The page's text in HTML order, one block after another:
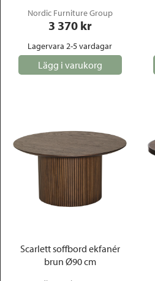
Nordic Furniture Group
3 370 kr
Lagervara 2-5 vardagar
Lägg i varukorg
Scarlett soffbord ekfanér
brun Ø90 cm